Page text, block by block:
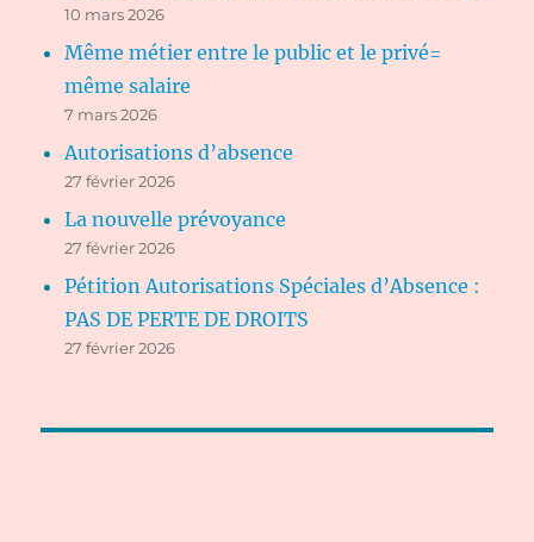
10 mars 2026
Même métier entre le public et le privé=
même salaire
7 mars 2026
Autorisations d’absence
27 février 2026
La nouvelle prévoyance
27 février 2026
Pétition Autorisations Spéciales d’Absence :
PAS DE PERTE DE DROITS
27 février 2026